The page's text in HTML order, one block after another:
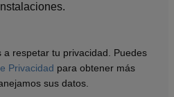
respetar tu privacidad. Puedes
Privacidad para obtener más
sus datos.